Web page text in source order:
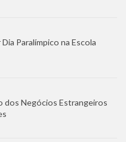
Paralímpico na Escola
dos Negócios Estrangeiros